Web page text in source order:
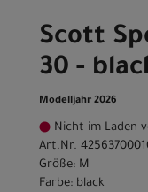
Scott
30 -
Modelljahr 2026
Nicht im Laden
Art.Nr.
Größe: M
Farbe: black